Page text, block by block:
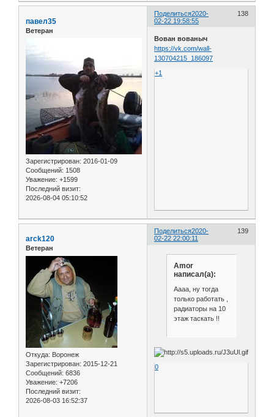
Поделиться 138
2020-
02-22 19:58:55
павел35
Ветеран
Зарегистрирован: 2016-01-09
Сообщений: 1508
Уважение: +1599
Последний визит:
2026-08-04 05:10:52
Вован вованыч
https://vk.com/wall-
130704215_186097
+1
Поделиться 139
2020-
02-22 22:00:11
arck120
Ветеран
Откуда: Воронеж
Зарегистрирован: 2015-12-21
Сообщений: 6836
Уважение: +7206
Последний визит:
2026-08-03 16:52:37
Amor
написал(а):
Аааа, ну тогда
только работать ,
радиаторы на 10
этаж таскать !!
0